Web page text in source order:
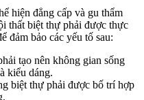
hiện đẳng cấp và gu thẩm
thất biệt thự phải được thực
đảm bảo các yếu tố sau:
tạo nên không gian sống
kiểu dáng.
biệt thự phải được bố trí hợp